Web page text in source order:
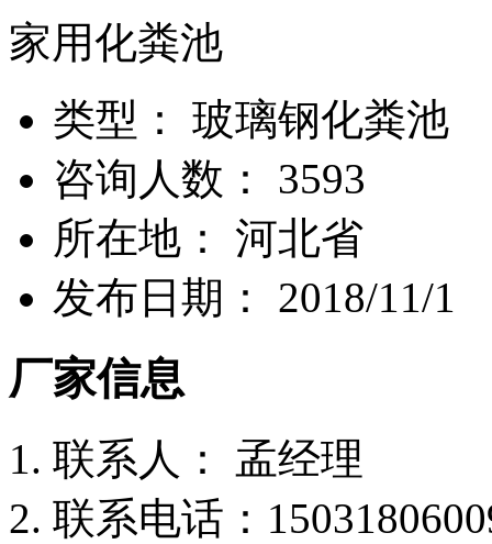
家用化粪池
类型： 玻璃钢化粪池
咨询人数： 3593
所在地： 河北省
发布日期： 2018/11/1
厂家信息
联系 人：
孟经理
联系电话：